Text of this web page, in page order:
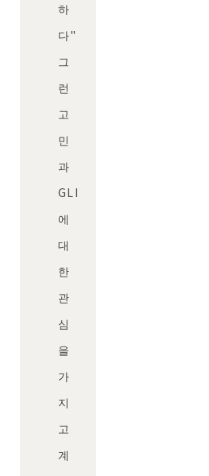
하
다"
그
런
고
민
과
GLI
에
대
한
관
심
을
가
지
고
계